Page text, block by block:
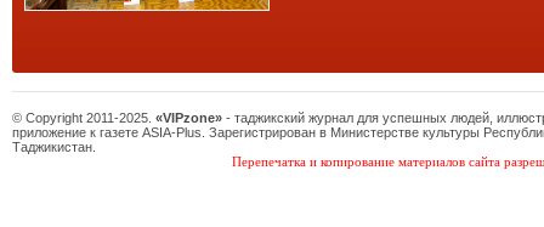
© Copyright 2011-2025. «VIPzone» - таджикский журнал для успешных людей,
приложение к газете ASIA-Plus. Зарегистрирован в Министерстве культуры
Таджикистан.
Перепечатка и копирование материалов сайта